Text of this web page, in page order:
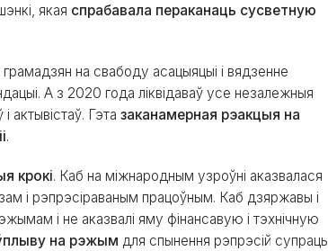
якая спрабавала пераканаць сусветную
на свабоду асацыяцыі і вядзенне
А з 2020 года ліквідаваў усе незалежныя
Гэта заканамерная рэакцыя на
.
крокі. Каб на міжнародным узроўні аказвалася
і рэпрэсіраваным працоўным. Каб дзяржавы і
і не аказвалі яму фінансавую і тэхнічную
на рэжым для спынення рэпрэсій супраць